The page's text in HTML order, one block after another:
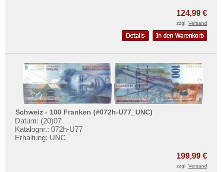
124,99 €
zzgl. Versand
Schweiz - 100 Franken (#072h-U77_UNC)
Datum: (20)07
Katalognr.: 072h-U77
Erhaltung: UNC
199,99 €
zzgl. Versand